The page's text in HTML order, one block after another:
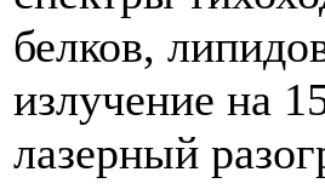
белков,
излучение на
лазерный